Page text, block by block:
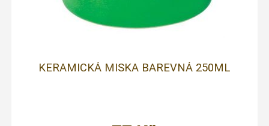
KERAMICKÁ MISKA BAREVNÁ 250ML